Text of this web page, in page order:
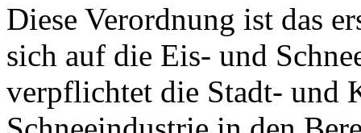
Diese Verordnung ist das
sich auf die Eis- und
verpflichtet die Stadt- und